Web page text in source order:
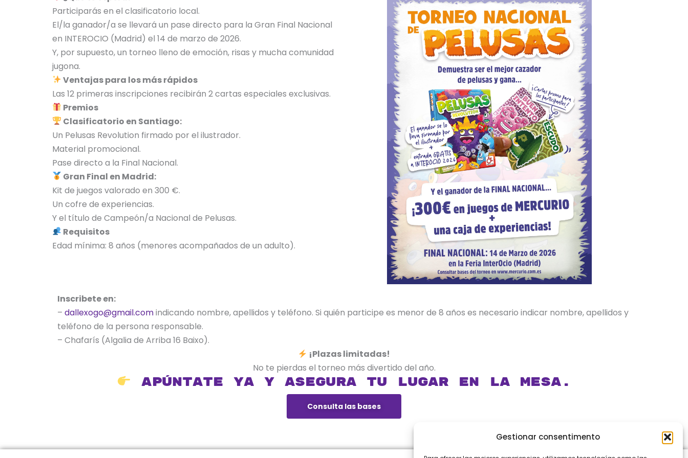
Gestionar consentimento
Participarás en el clasificatorio local.
El/la ganador/a se llevará un pase directo para la Gran Final Nacional
en INTEROCIO (Madrid) el 14 de marzo de 2026.
Y, por supuesto, un torneo lleno de emoción, risas y mucha comunidad
jugona.
Ventajas para los más rápidos
Las 12 primeras inscripciones recibirán 2 cartas especiales exclusivas.
Premios
Clasificatorio en Santiago:
Un Pelusas Revolution firmado por el ilustrador.
Material promocional.
Pase directo a la Final Nacional.
Gran Final en Madrid:
Kit de juegos valorado en 300 €.
Un cofre de experiencias.
Y el título de Campeón/a Nacional de Pelusas.
Requisitos
Edad mínima: 8 años (menores acompañados de un adulto).
Inscribete en:
– dallexogo@gmail.comindicando nombre, apellidos y teléfono. Si quién participe es menor de 8 años es necesario indicar nombre, apellidos y
teléfono de la persona responsable.
– Chafarís (Algalia de Arriba 16 Baixo).
¡Plazas limitadas!
No te pierdas el torneo más divertido del año.
Apúntate ya y asegura tu lugar en la mesa.
Consulta las bases